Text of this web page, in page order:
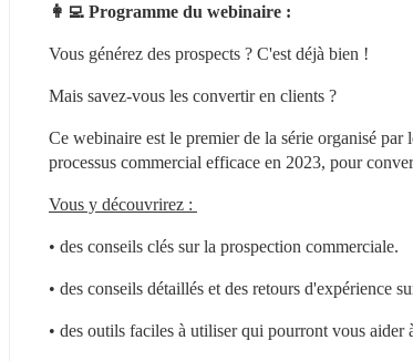
👩‍💻 Programme du webinaire :
Vous générez des prospects ? C'est déjà bien !
Mais savez-vous les convertir en clients ?
Ce webinaire est le premier de la série organisé
processus commercial efficace en 2023, pour
Vous y découvrirez :
• des conseils clés sur la prospection commerciale.
• des conseils détaillés et des retours d'expérience
• des outils faciles à utiliser qui pourront vous aider